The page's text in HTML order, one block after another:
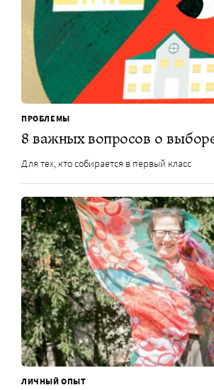
ПРОБЛЕМЫ
8 важных вопросов о
Для тех, кто собирается в первый класс
ЛИЧНЫЙ ОПЫТ